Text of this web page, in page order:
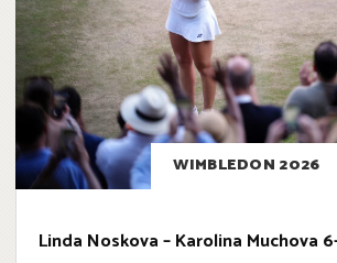
WIMBLEDON 2026
Linda Noskova – Karolina Muchova